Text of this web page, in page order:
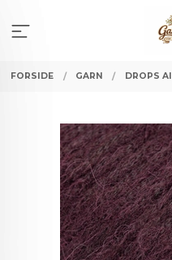
innholdet
FORSIDE GARN DROPS